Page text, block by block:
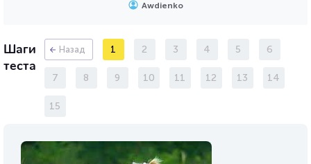
Awdienko
Шаги
теста
Назад 1 2 3 4 5 6
7 8 9 10 11 12 13 14
15